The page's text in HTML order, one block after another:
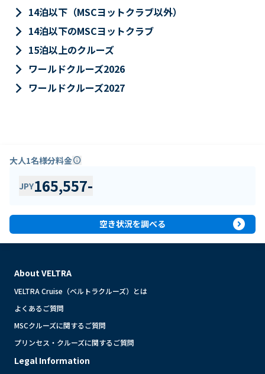
keyboard_arrow_right 14泊以下（MSCヨットクラブ以外）
keyboard_arrow_right 14泊以下のMSCヨットクラブ
keyboard_arrow_right 15泊以上のクルーズ
keyboard_arrow_right ワールドクルーズ2026
keyboard_arrow_right ワールドクルーズ2027
大人1名様分料金info
JPY165,557-
空き状況を調べる expand_circle_right
About VELTRA
VELTRA Cruise（ベルトラクルーズ）とは
よくあるご質問
MSCクルーズに関するご質問
プリンセス・クルーズに関するご質問
Legal Information